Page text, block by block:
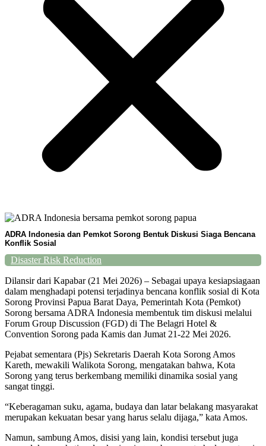
ADRA Indonesia dan Pemkot Sorong Bentuk Diskusi Siaga Bencana
Konflik Sosial
Disaster Risk Reduction
Dilansir dari Kapabar (21 Mei 2026) – Sebagai upaya kesiapsiagaan
dalam menghadapi potensi terjadinya bencana konflik sosial di Kota
Sorong Provinsi Papua Barat Daya, Pemerintah Kota (Pemkot)
Sorong bersama ADRA Indonesia membentuk tim diskusi melalui
Forum Group Discussion (FGD) di The Belagri Hotel &
Convention Sorong pada Kamis dan Jumat 21-22 Mei 2026.
Pejabat sementara (Pjs) Sekretaris Daerah Kota Sorong Amos
Kareth, mewakili Walikota Sorong, mengatakan bahwa, Kota
Sorong yang terus berkembang memiliki dinamika sosial yang
sangat tinggi.
“Keberagaman suku, agama, budaya dan latar belakang masyarakat
merupakan kekuatan besar yang harus selalu dijaga,” kata Amos.
Namun, sambung Amos, disisi yang lain, kondisi tersebut juga